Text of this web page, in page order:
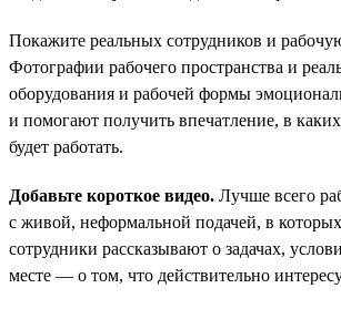
Покажите реальных сотрудников и
Фотографии рабочего пространства и
оборудования и рабочей формы
и помогают получить впечатление, в
будет работать.
Добавьте короткое видео. Лучше всего
с живой, неформальной подачей, в
сотрудники рассказывают о задачах,
месте — о том, что действительно